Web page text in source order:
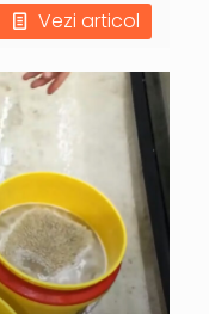
Vezi articol